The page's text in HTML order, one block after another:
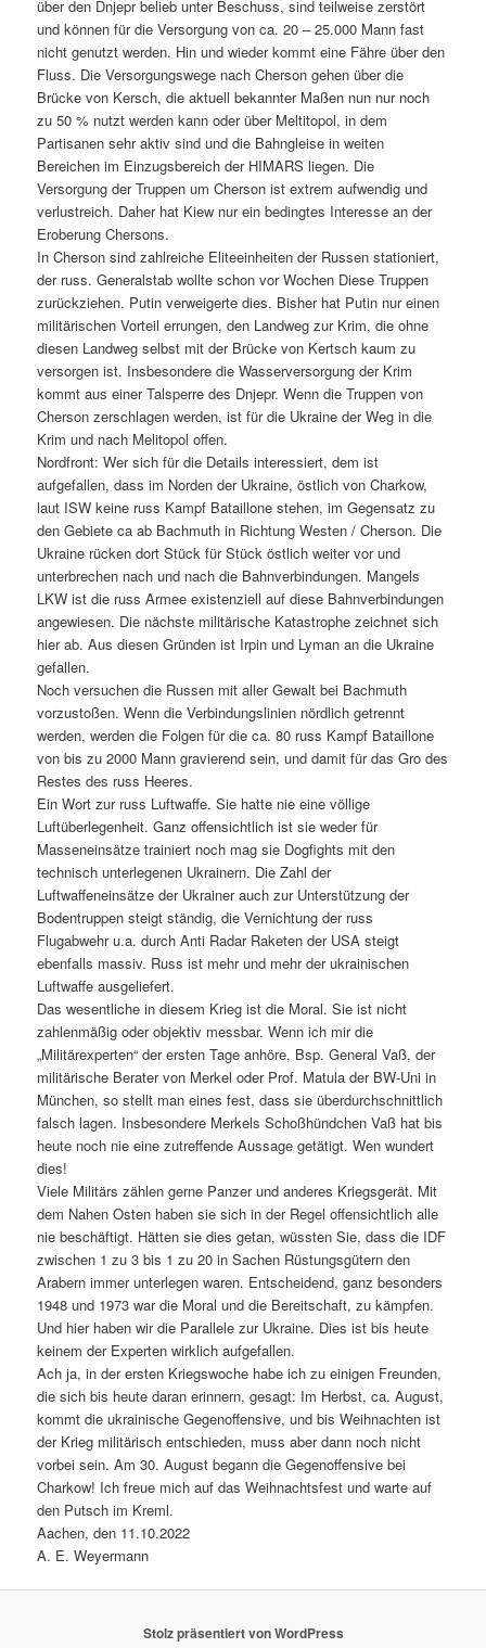
über den Dnjepr belieb unter Beschuss, sind teilweise zerstört
und können für die Versorgung von ca. 20 – 25.000 Mann fast
nicht genutzt werden. Hin und wieder kommt eine Fähre über den
Fluss. Die Versorgungswege nach Cherson gehen über die
Brücke von Kersch, die aktuell bekannter Maßen nun nur noch
zu 50 % nutzt werden kann oder über Meltitopol, in dem
Partisanen sehr aktiv sind und die Bahngleise in weiten
Bereichen im Einzugsbereich der HIMARS liegen. Die
Versorgung der Truppen um Cherson ist extrem aufwendig und
verlustreich. Daher hat Kiew nur ein bedingtes Interesse an der
Eroberung Chersons.
In Cherson sind zahlreiche Eliteeinheiten der Russen stationiert,
der russ. Generalstab wollte schon vor Wochen Diese Truppen
zurückziehen. Putin verweigerte dies. Bisher hat Putin nur einen
militärischen Vorteil errungen, den Landweg zur Krim, die ohne
diesen Landweg selbst mit der Brücke von Kertsch kaum zu
versorgen ist. Insbesondere die Wasserversorgung der Krim
kommt aus einer Talsperre des Dnjepr. Wenn die Truppen von
Cherson zerschlagen werden, ist für die Ukraine der Weg in die
Krim und nach Melitopol offen.
Nordfront: Wer sich für die Details interessiert, dem ist
aufgefallen, dass im Norden der Ukraine, östlich von Charkow,
laut ISW keine russ Kampf Bataillone stehen, im Gegensatz zu
den Gebiete ca ab Bachmuth in Richtung Westen / Cherson. Die
Ukraine rücken dort Stück für Stück östlich weiter vor und
unterbrechen nach und nach die Bahnverbindungen. Mangels
LKW ist die russ Armee existenziell auf diese Bahnverbindungen
angewiesen. Die nächste militärische Katastrophe zeichnet sich
hier ab. Aus diesen Gründen ist Irpin und Lyman an die Ukraine
gefallen.
Noch versuchen die Russen mit aller Gewalt bei Bachmuth
vorzustoßen. Wenn die Verbindungslinien nördlich getrennt
werden, werden die Folgen für die ca. 80 russ Kampf Bataillone
von bis zu 2000 Mann gravierend sein, und damit für das Gro des
Restes des russ Heeres.
Ein Wort zur russ Luftwaffe. Sie hatte nie eine völlige
Luftüberlegenheit. Ganz offensichtlich ist sie weder für
Masseneinsätze trainiert noch mag sie Dogfights mit den
technisch unterlegenen Ukrainern. Die Zahl der
Luftwaffeneinsätze der Ukrainer auch zur Unterstützung der
Bodentruppen steigt ständig, die Vernichtung der russ
Flugabwehr u.a. durch Anti Radar Raketen der USA steigt
ebenfalls massiv. Russ ist mehr und mehr der ukrainischen
Luftwaffe ausgeliefert.
Das wesentliche in diesem Krieg ist die Moral. Sie ist nicht
zahlenmäßig oder objektiv messbar. Wenn ich mir die
„Militärexperten“ der ersten Tage anhöre, Bsp. General Vaß, der
militärische Berater von Merkel oder Prof. Matula der BW-Uni in
München, so stellt man eines fest, dass sie überdurchschnittlich
falsch lagen. Insbesondere Merkels Schoßhündchen Vaß hat bis
heute noch nie eine zutreffende Aussage getätigt. Wen wundert
dies!
Viele Militärs zählen gerne Panzer und anderes Kriegsgerät. Mit
dem Nahen Osten haben sie sich in der Regel offensichtlich alle
nie beschäftigt. Hätten sie dies getan, wüssten Sie, dass die IDF
zwischen 1 zu 3 bis 1 zu 20 in Sachen Rüstungsgütern den
Arabern immer unterlegen waren. Entscheidend, ganz besonders
1948 und 1973 war die Moral und die Bereitschaft, zu kämpfen.
Und hier haben wir die Parallele zur Ukraine. Dies ist bis heute
keinem der Experten wirklich aufgefallen.
Ach ja, in der ersten Kriegswoche habe ich zu einigen Freunden,
die sich bis heute daran erinnern, gesagt: Im Herbst, ca. August,
kommt die ukrainische Gegenoffensive, und bis Weihnachten ist
der Krieg militärisch entschieden, muss aber dann noch nicht
vorbei sein. Am 30. August begann die Gegenoffensive bei
Charkow! Ich freue mich auf das Weihnachtsfest und warte auf
den Putsch im Kreml.
Aachen, den 11.10.2022
A. E. Weyermann
Stolz präsentiert von WordPress